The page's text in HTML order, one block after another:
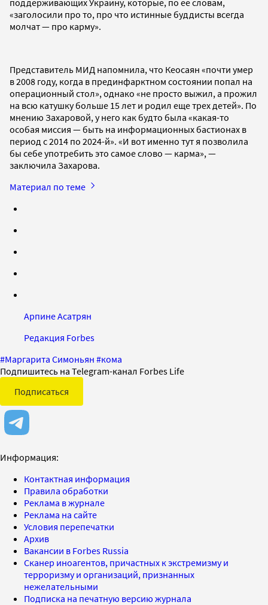
«заголосили про то, про что истинные буддисты всегда
молчат — про карму».
Представитель МИД напомнила, что Кеосаян «почти умер
в 2008 году, когда в прединфарктном состоянии попал на
операционный стол», однако «не просто выжил, а прожил
на всю катушку больше 15 лет и родил еще трех детей». По
мнению Захаровой, у него как будто была «какая-то
особая миссия — быть на информационных бастионах в
период с 2014 по 2024-й». «И вот именно тут я позволила
бы себе употребить это самое слово — карма», —
заключила Захарова.
Материал по теме
Арпине Асатрян
Редакция Forbes
#Маргарита Симоньян #кома
Подпишитесь на Telegram-канал Forbes Life
Подписаться
Информация:
Контактная информация
Правила обработки
Реклама в журнале
Реклама на сайте
Условия перепечатки
Архив
Вакансии в Forbes Russia
Сканер иноагентов, причастных к экстремизму и
терроризму и организаций, признанных
нежелательными
Подписка на печатную версию журнала